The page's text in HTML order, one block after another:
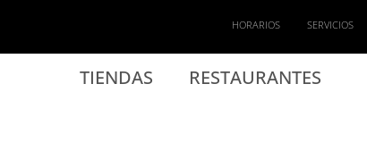
TIENDAS RESTAURANTES
HORARIOS SERVICIOS